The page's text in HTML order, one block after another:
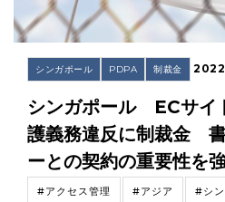
シンガポール PDPA 制裁金 2022
シンガポール ECサイ
護義務違反に制裁金
ーとの契約の重要性を
#アクセス管理 #アジア #シ